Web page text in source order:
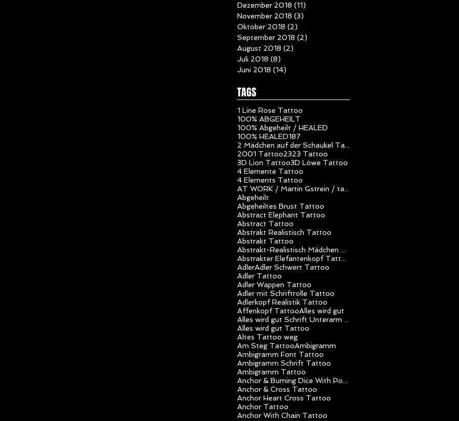
Dezember 2018 (11)
November 2018 (3)
Oktober 2018 (2)
September 2018 (2)
August 2018 (2)
Juli 2018 (8)
Juni 2018 (14)
TAGS
1 Line Rose Tattoo
100% ABGEHEILT
100% Abgeheilt / HEALED
100% HEALED187
2001 Tattoo2323 Tattoo
3D Lion Tattoo3D Löwe Tattoo
4 Elemente Tattoo
4 Elements Tattoo
Abgeheilt
Abgeheiltes Brust Tattoo
Abstract Elephant Tattoo
Abstract Tattoo
Abstrakt Realistisch Tattoo
Abstrakt Tattoo
AdlerAdler Schwert Tattoo
Adler Tattoo
Adler Wappen Tattoo
Adler mit Schriftrolle Tattoo
Adlerkopf Realistik Tattoo
Affenkopf TattooAlles wird gut
Alles wird gut Tattoo
Altes Tattoo weg
Am Steg TattooAmbigramm
Ambigramm Font Tattoo
Ambigramm Schrift Tattoo
Ambigramm Tattoo
Anchor & Cross Tattoo
Anchor Heart Cross Tattoo
Anchor Tattoo
Anchor With Chain Tattoo